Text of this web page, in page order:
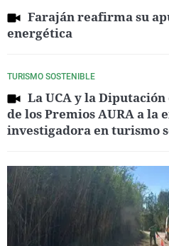
Faraján reafirma su
energética
TURISMO SOSTENIBLE
La UCA y la
de los Premios AURA a la
investigadora en turismo